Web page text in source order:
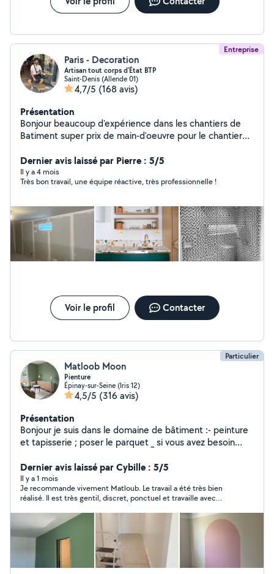
Entreprise
Paris - Decoration
Artisan tout corps d'État BTP
Saint-Denis (Allende 01)
4,7/5 (168 avis)
Présentation
Bonjour beaucoup d'expérience dans les chantiers de
Batiment super prix de main-d'oeuvre pour le chantier
-électricité -plomberie -montage de cuisine -décoration
- _super qualité de travail très rapide livraison des
marchandises gratuite devis gratuite merci mes voisins
Dernier avis laissé par Pierre : 5/5
Il y a 4 mois
Très bon travail, une équipe réactive, très professionnelle !
Voir le profil Contacter
Particulier
Matloob Moon
Pienture
Épinay-sur-Seine (Iris 12)
4,5/5 (316 avis)
Présentation
Bonjour je suis dans le domaine de bâtiment :- peinture
et tapisserie ; poser le parquet _ si vous avez besoin
Dernier avis laissé par Cybille : 5/5
Il y a 1 mois
Je recommande vivement Matloub. Le travail a été très bien
réalisé. Il est très gentil, discret, ponctuel et travaille avec
peinture d'une chambre, et le résultat est exactement celui
que j'espérais. Un travail propre et de qualité. Je n'hésiterai pas
à refaire appel à lui. Merci encore !